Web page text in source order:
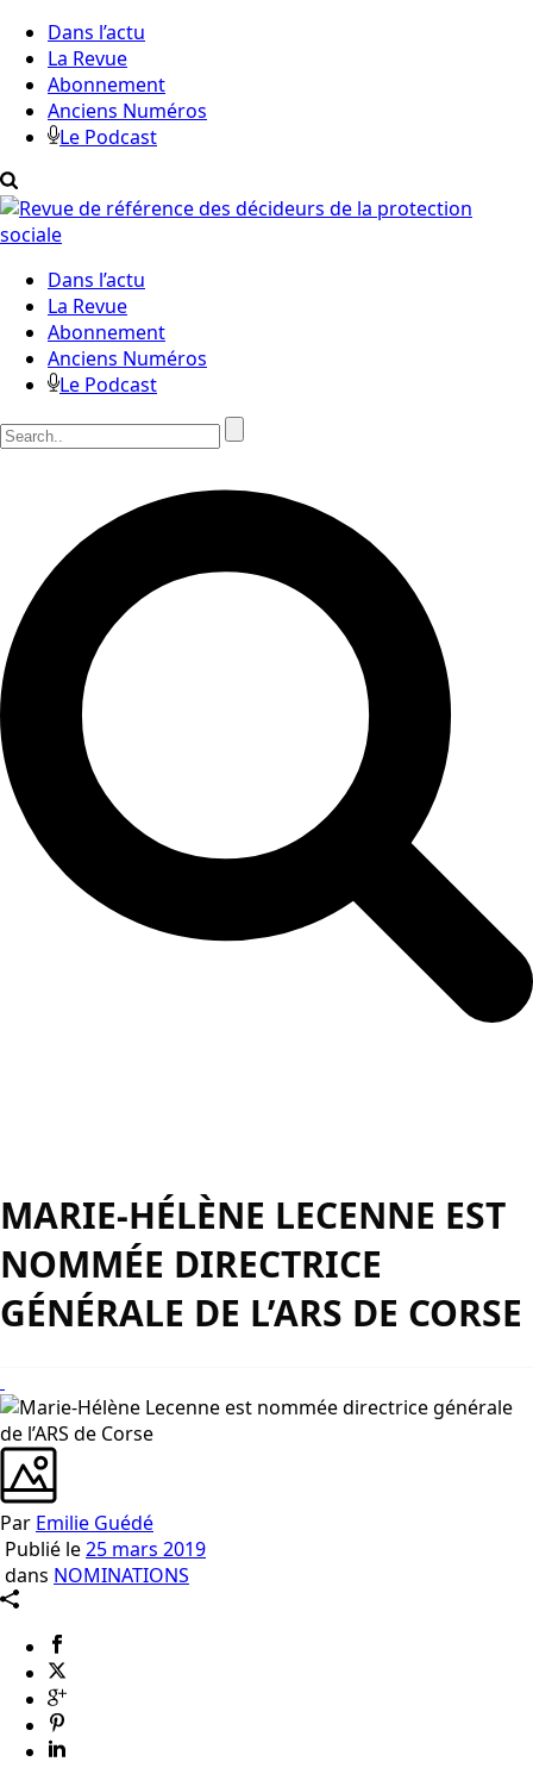
Dans l’actu
La Revue
Abonnement
Anciens Numéros
Le Podcast
Dans l’actu
La Revue
Abonnement
Anciens Numéros
Le Podcast
MARIE-HÉLÈNE LECENNE EST
NOMMÉE DIRECTRICE
GÉNÉRALE DE L’ARS DE CORSE
Par Emilie Guédé
Publié le25 mars 2019
dans NOMINATIONS